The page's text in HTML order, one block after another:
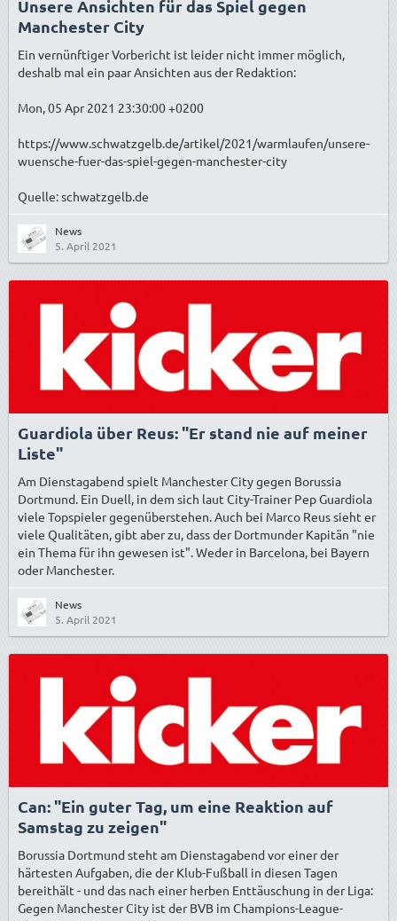
Unsere Ansichten für das Spiel gegen
Manchester City
Ein vernünftiger Vorbericht ist leider nicht immer möglich,
deshalb mal ein paar Ansichten aus der Redaktion:
Mon, 05 Apr 2021 23:30:00 +0200
https://www.schwatzgelb.de/artikel/2021/warmlaufen/unsere-
wuensche-fuer-das-spiel-gegen-manchester-city
Quelle: schwatzgelb.de
News
5. April 2021
Guardiola über Reus: "Er stand nie auf meiner
Liste"
Am Dienstagabend spielt Manchester City gegen Borussia
Dortmund. Ein Duell, in dem sich laut City-Trainer Pep Guardiola
viele Topspieler gegenüberstehen. Auch bei Marco Reus sieht er
viele Qualitäten, gibt aber zu, dass der Dortmunder Kapitän "nie
ein Thema für ihn gewesen ist". Weder in Barcelona, bei Bayern
oder Manchester.
News
5. April 2021
Can: "Ein guter Tag, um eine Reaktion auf
Samstag zu zeigen"
Borussia Dortmund steht am Dienstagabend vor einer der
härtesten Aufgaben, die der Klub-Fußball in diesen Tagen
bereithält - und das nach einer herben Enttäuschung in der Liga:
Gegen Manchester City ist der BVB im Champions-League-